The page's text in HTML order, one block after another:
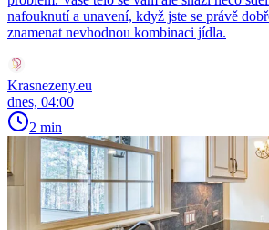
nafouknutí a unavení, když jste se právě
znamenat nevhodnou kombinaci jídla.
Krasnezeny.eu
dnes, 04:00
2 min